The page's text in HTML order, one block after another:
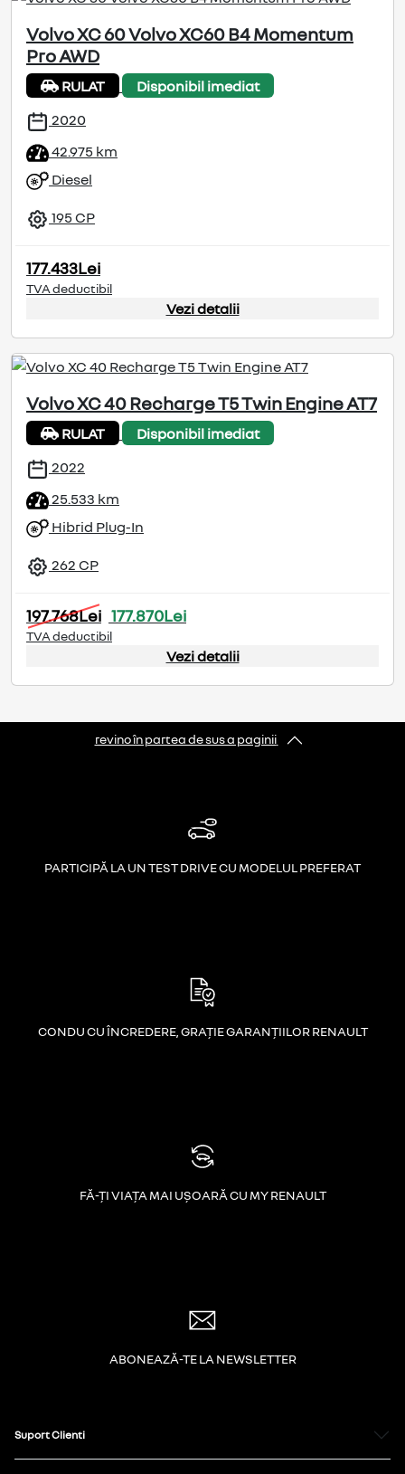
Volvo XC 60 Volvo XC60 B4 Momentum
Pro AWD
RULAT
Disponibil imediat
2020
42.975 km
Diesel
195 CP
177.433Lei
TVA deductibil
Vezi detalii
Volvo XC 40 Recharge T5 Twin Engine AT7
RULAT
Disponibil imediat
2022
25.533 km
Hibrid Plug-In
262 CP
197.768Lei 177.870Lei
TVA deductibil
Vezi detalii
revino în partea de sus a paginii
PARTICIPĂ LA UN TEST DRIVE CU MODELUL PREFERAT
CONDU CU ÎNCREDERE, GRAȚIE GARANȚIILOR RENAULT
FĂ-ȚI VIAȚA MAI UȘOARĂ CU MY RENAULT
ABONEAZĂ-TE LA NEWSLETTER
Suport Clienti